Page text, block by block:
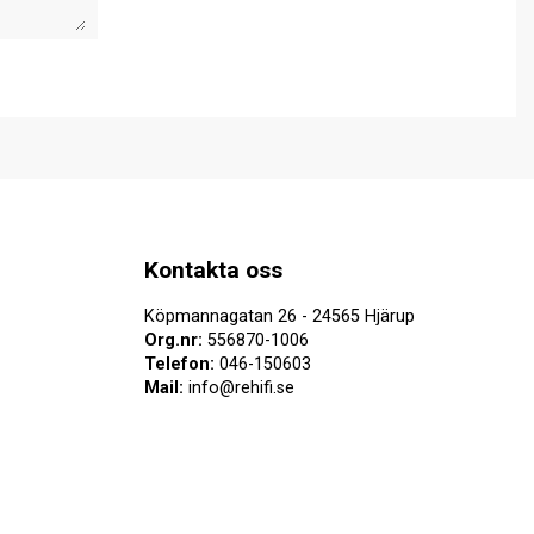
Kontakta oss
Köpmannagatan 26 - 24565 Hjärup
Org.nr: 556870-1006
Telefon: 046-150603
Mail: info@rehifi.se